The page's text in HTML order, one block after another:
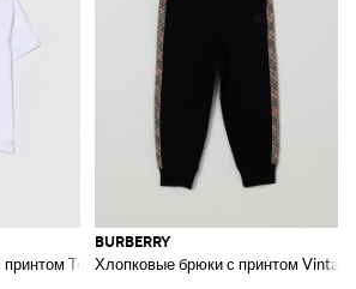
Teddy Check
BURBERRY
Хлопковые брюки с принтом